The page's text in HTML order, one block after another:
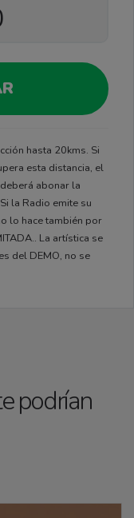
hasta 20kms. Si
esta distancia, el
abonar la
la Radio emite su
lo hace también por
La artística se
del DEMO, no se
podrían